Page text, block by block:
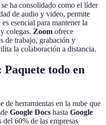
se ha consolidado como el líder
de audio y video, permite
esencial para mantener la
colegas. Zoom ofrece
de trabajo, grabación y
la colaboración a distancia.
todo en
de herramientas en la nube que
Google Docs hasta Google
del 60% de las empresas